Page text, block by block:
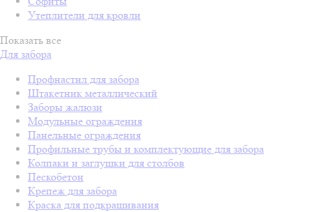
Утеплители для кровли
Показать все
Для забора
Профнастил для забора
Штакетник металлический
Заборы жалюзи
Модульные ограждения
Панельные ограждения
Профильные трубы и комплектующие для забора
Колпаки и заглушки для столбов
Пескобетон
Крепеж для забора
Краска для подкрашивания